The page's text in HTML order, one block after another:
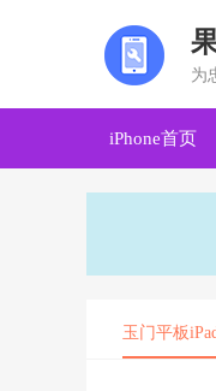
为
iPhone首页
玉门平板